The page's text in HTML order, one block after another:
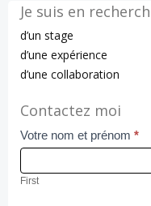
Je suis en
d’un stage
d’une expérience
d’une collaboration
Contactez moi
Contact
Votre nom et prénom *
First